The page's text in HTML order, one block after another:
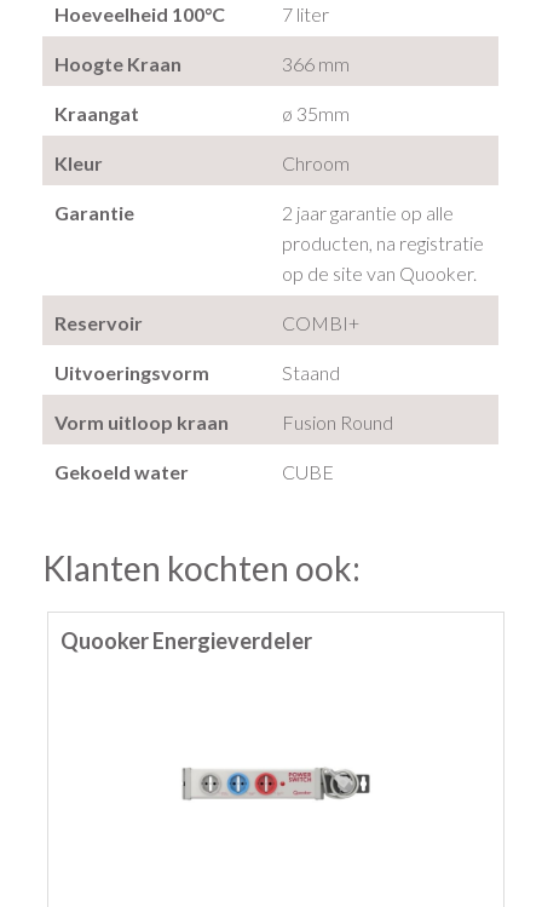
Hoeveelheid 100°C 7 liter
Hoogte Kraan 366 mm
Kraangat ø 35mm
Kleur Chroom
Garantie
2 jaar garantie op alle
producten, na registratie
op de site van Quooker.
Reservoir COMBI+
Uitvoeringsvorm Staand
Vorm uitloop kraan Fusion Round
Gekoeld water CUBE
Klanten kochten ook:
Quooker Energieverdeler